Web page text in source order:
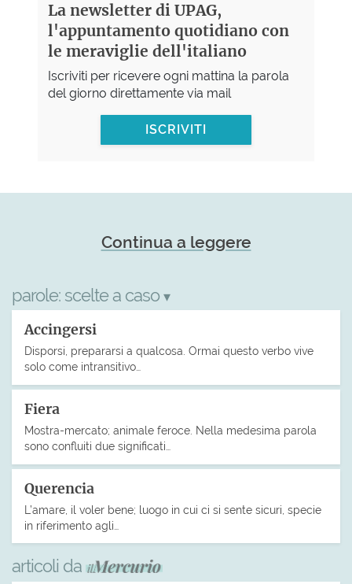
La newsletter di UPAG,
l'appuntamento quotidiano con
le meraviglie dell'italiano
Iscriviti per ricevere ogni mattina la parola
del giorno direttamente via mail
ISCRIVITI
Continua a leggere
parole: scelte a caso ▾
Accingersi
Disporsi, prepararsi a qualcosa. Ormai questo verbo vive
solo come intransitivo…
Fiera
Mostra-mercato; animale feroce. Nella medesima parola
sono confluiti due significati…
Querencia
L’amare, il voler bene; luogo in cui ci si sente sicuri, specie
in riferimento agli…
articoli da